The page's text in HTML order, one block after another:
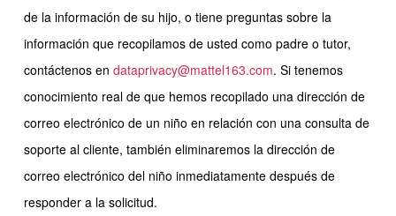
de la información de su hijo, o tiene preguntas sobre la
información que recopilamos de usted como padre o tutor,
contáctenos en dataprivacy@mattel163.com. Si tenemos
conocimiento real de que hemos recopilado una dirección de
correo electrónico de un niño en relación con una consulta de
soporte al cliente, también eliminaremos la dirección de
correo electrónico del niño inmediatamente después de
responder a la solicitud.